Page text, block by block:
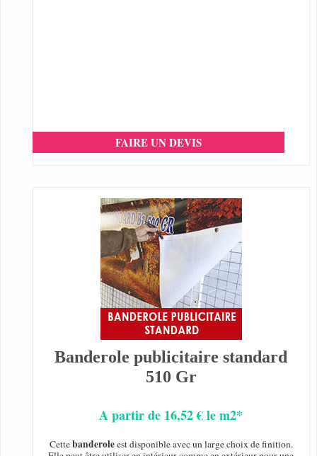
FAIRE UN DEVIS
Banderole publicitaire standard
510 Gr
A partir de 16,52 € le m2*
Cettebanderoleest disponible avec un large choix de finition.